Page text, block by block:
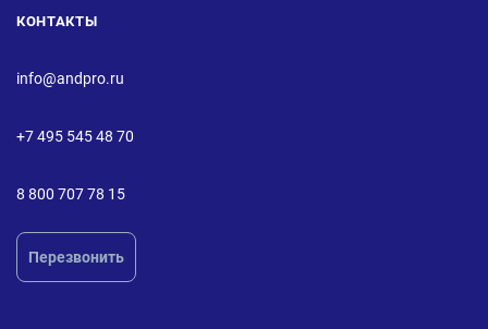
КОНТАКТЫ
info@andpro.ru
+7 495 545 48 70
8 800 707 78 15
Перезвонить